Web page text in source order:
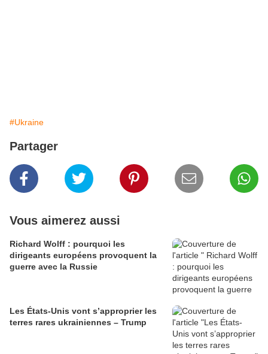
#Ukraine
Partager
Vous aimerez aussi
Richard Wolff : pourquoi les
dirigeants européens provoquent la
guerre avec la Russie
Les États-Unis vont s’approprier les
terres rares ukrainiennes – Trump